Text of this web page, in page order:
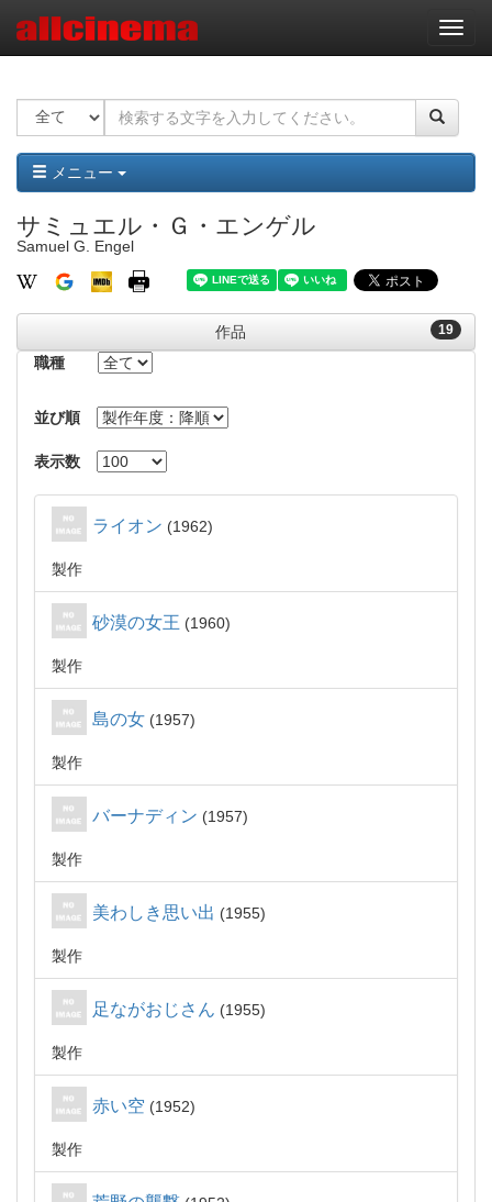
ナ
ビ
ー
ョ
ン
メニュー
サミュエル・Ｇ・エンゲル
Samuel G. Engel
19
作品
職種
並び順
表示数
ライオン 1962
製作
砂漠の女王 1960
製作
島の女 1957
製作
バーナディン 1957
製作
美わしき思い出 1955
製作
足ながおじさん 1955
製作
赤い空 1952
製作